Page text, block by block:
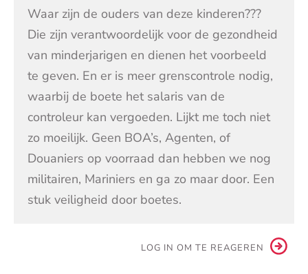
Waar zijn de ouders van deze kinderen???
Die zijn verantwoordelijk voor de gezondheid
van minderjarigen en dienen het voorbeeld
te geven. En er is meer grenscontrole nodig,
waarbij de boete het salaris van de
controleur kan vergoeden. Lijkt me toch niet
zo moeilijk. Geen BOA’s, Agenten, of
Douaniers op voorraad dan hebben we nog
militairen, Mariniers en ga zo maar door. Een
stuk veiligheid door boetes.
LOG IN OM TE REAGEREN